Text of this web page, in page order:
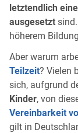
letztendlich
ausgesetzt
höherem
Aber warum
Teilzeit? Vielen
sich, aufgrund
Kinder, von
Vereinbarkeit
gilt in